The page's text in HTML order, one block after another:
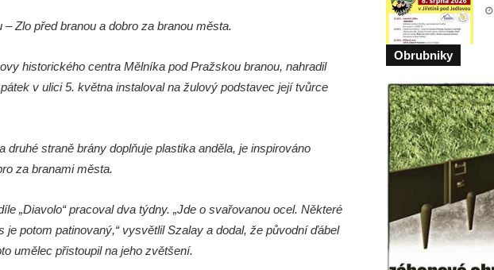
Zlo před branou a dobro za branou města.
historického centra Mělníka pod Pražskou branou, nahradil
v ulici 5. května instaloval na žulový podstavec její tvůrce
straně brány doplňuje plastika anděla, je inspirováno
za branami města.
„Diavolo“ pracoval dva týdny. „Jde o svařovanou ocel. Některé
potom patinovaný,“ vysvětlil Szalay a dodal, že původní ďábel
umělec přistoupil na jeho zvětšení.
Obrubniky